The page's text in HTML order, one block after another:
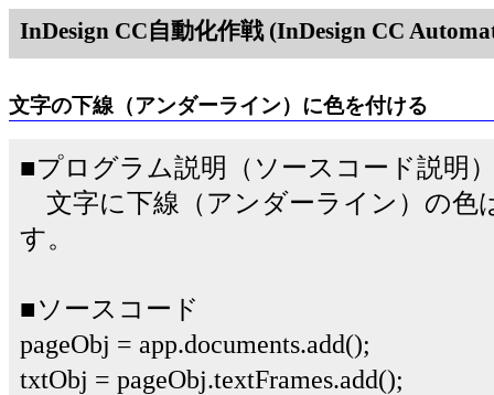
InDesign CC自動化作戦 (InDesign CC
文字の下線（アンダーライン）に色を付ける
■プログラム説明（ソースコード説明
文字に下線（アンダーライン）の色
す。
■ソースコード
pageObj = app.documents.add();
txtObj = pageObj.textFrames.add();